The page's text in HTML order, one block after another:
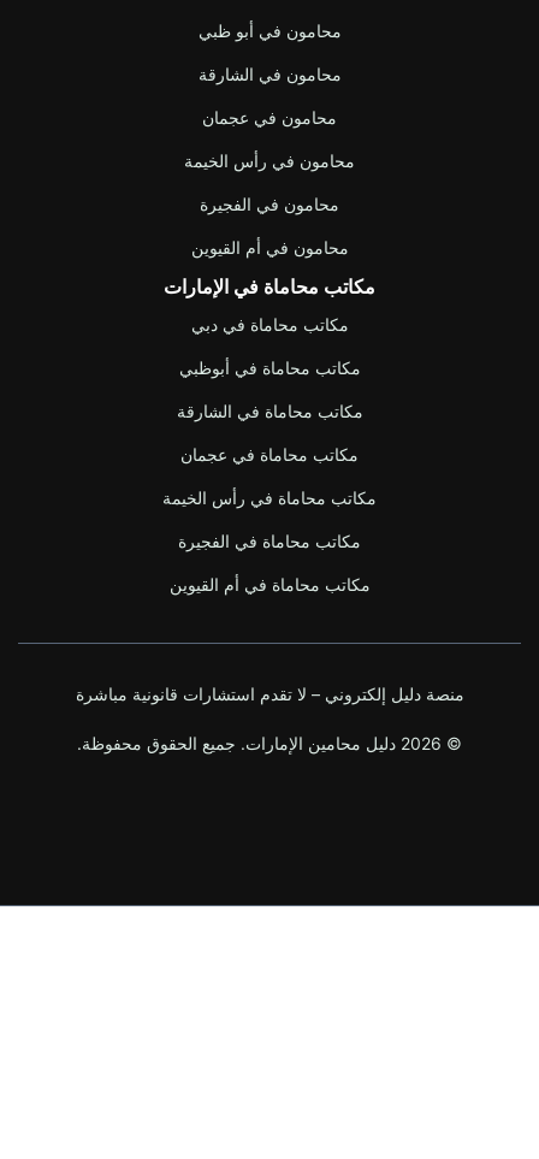
محامون في أبو ظبي
محامون في الشارقة
محامون في عجمان
محامون في رأس الخيمة
محامون في الفجيرة
محامون في أم القيوين
مكاتب محاماة في الإمارات
مكاتب محاماة في دبي
مكاتب محاماة في أبوظبي
مكاتب محاماة في الشارقة
مكاتب محاماة في عجمان
مكاتب محاماة في رأس الخيمة
مكاتب محاماة في الفجيرة
مكاتب محاماة في أم القيوين
دليل إلكتروني – لا تقدم استشارات قانونية مباشرة